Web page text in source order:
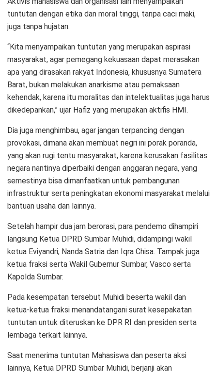
tuntutan dengan etika dan moral tinggi, tanpa caci maki,
juga tanpa hujatan.
“Kita menyampaikan tuntutan yang merupakan aspirasi
masyarakat, agar pemegang kekuasaan dapat merasakan
apa yang dirasakan rakyat Indonesia, khususnya Sumatera
Barat, bukan melakukan anarkisme atau pemaksaan
kehendak, karena itu moralitas dan intelektualitas juga harus
dikedepankan,” ujar Hafiz yang merupakan aktifis HMI.
Dia juga menghimbau, agar jangan terpancing dengan
provokasi, dimana akan membuat negri ini porak poranda,
yang akan rugi tentu masyarakat, karena kerusakan fasilitas
negara nantinya diperbaiki dengan anggaran negara, yang
semestinya bisa dimanfaatkan untuk pembangunan
infrastruktur serta peningkatan ekonomi masyarakat melalui
bantuan usaha dan lainnya.
Setelah hampir dua jam berorasi, para pendemo dihampiri
langsung Ketua DPRD Sumbar Muhidi, didampingi wakil
ketua Eviyandri, Nanda Satria dan Iqra Chisa. Tampak juga
ketua fraksi serta Wakil Gubernur Sumbar, Vasco serta
Kapolda Sumbar.
Pada kesempatan tersebut Muhidi beserta wakil dan
ketua-ketua fraksi menandatangani surat kesepakatan
tuntutan untuk diteruskan ke DPR RI dan presiden serta
lembaga terkait lainnya.
Saat menerima tuntutan Mahasiswa dan peserta aksi
lainnya, Ketua DPRD Sumbar Muhidi, berjanji akan